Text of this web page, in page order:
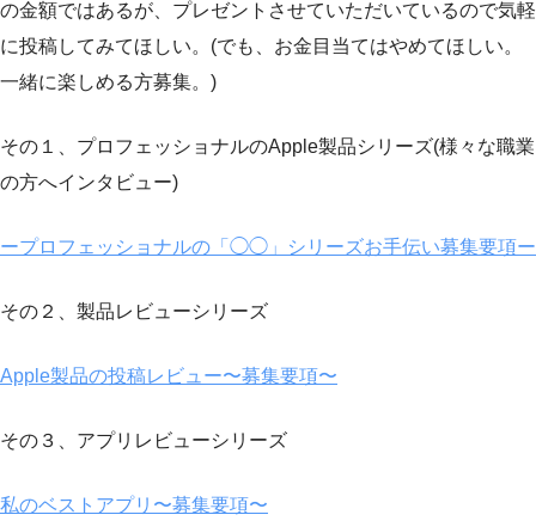
の金額ではあるが、プレゼントさせていただいているので気軽
に投稿してみてほしい。(でも、お金目当てはやめてほしい。
一緒に楽しめる方募集。)
その１、プロフェッショナルのApple製品シリーズ(様々な職業
の方へインタビュー)
ープロフェッショナルの「◯◯」シリーズお手伝い募集要項ー
その２、製品レビューシリーズ
Apple製品の投稿レビュー〜募集要項〜
その３、アプリレビューシリーズ
私のベストアプリ〜募集要項〜